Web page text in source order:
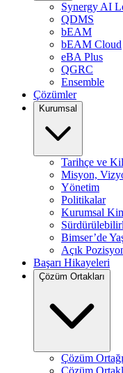
Synergy AI
QDMS
bEAM
bEAM Cloud
eBA Plus
QGRC
Ensemble
Çözümler
Kurumsal
Tarihçe ve
Misyon,
Yönetim
Politikalar
Kurumsal
Bimser’de
Açık
Başarı Hikayeleri
Çözüm Ortakları
Çözüm
Çözüm